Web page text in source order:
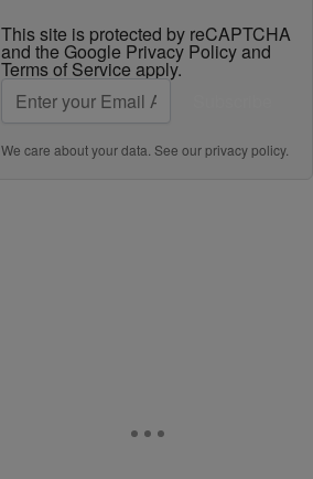
This site is protected by reCAPTCHA
and the Google Privacy Policyand
Terms of Service apply.
We care about your data. See ourprivacy policy.